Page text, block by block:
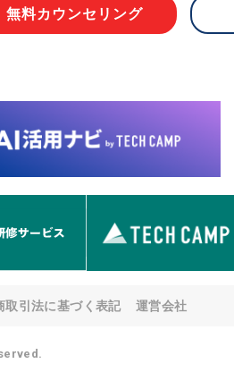
6. 個人情報の開示等の請求 ご本人様は、当社
情報の開示等(利用目的の通知、開示、内容の
す。ただし、申請が本人確認が不可能な場合
す。 なお、アクセスログなどの個人情報以外
【お問合せ窓口】
株式会社div 個人情報問合せ窓口
〒107-0052 東京都港区赤坂8-4-14 青山タワ
メールアドレス:privacy_policy@di-v.co.jp
ご本人様が当社に個人情報を提供されるかど
無料カウンセリング
取引法に基づく表記 運営会社